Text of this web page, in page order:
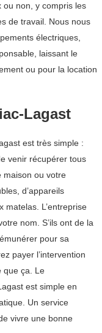
ou non, y compris les
de travail. Nous nous
électriques,
laissant le
ou pour la location
Lagast
est très simple :
venir récupérer tous
maison ou votre
d’appareils
matelas. L’entreprise
nom. S’ils ont de la
pour sa
payer l’intervention
que ça. Le
est simple en
Un service
vivre une bonne